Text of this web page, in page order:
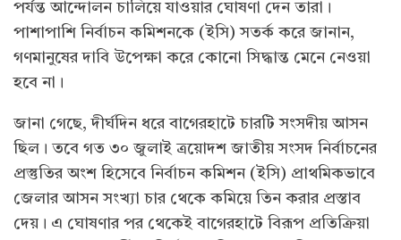
পর্যন্ত আন্দোলন চালিয়ে যাওয়ার ঘোষণা দেন তারা।
পাশাপাশি নির্বাচন কমিশনকে (ইসি) সতর্ক করে জানান,
গণমানুষের দাবি উপেক্ষা করে কোনো সিদ্ধান্ত মেনে নেওয়া
হবে না।
জানা গেছে, দীর্ঘদিন ধরে বাগেরহাটে চারটি সংসদীয় আসন
ছিল। তবে গত ৩০ জুলাই ত্রয়োদশ জাতীয় সংসদ নির্বাচনের
প্রস্তুতির অংশ হিসেবে নির্বাচন কমিশন (ইসি) প্রাথমিকভাবে
জেলার আসন সংখ্যা চার থেকে কমিয়ে তিন করার প্রস্তাব
দেয়। এ ঘোষণার পর থেকেই বাগেরহাটে বিরূপ প্রতিক্রিয়া